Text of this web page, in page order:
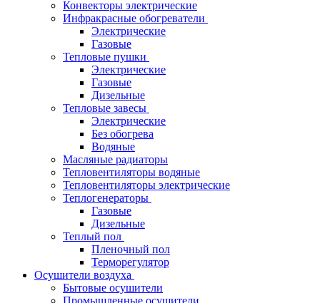
Конвекторы электрические
Инфракрасные обогреватели
Электрические
Газовые
Тепловые пушки
Электрические
Газовые
Дизельные
Тепловые завесы
Электрические
Без обогрева
Водяные
Масляные радиаторы
Тепловентиляторы водяные
Тепловентиляторы электрические
Теплогенераторы
Газовые
Дизельные
Теплый пол
Пленочный пол
Терморегулятор
Осушители воздуха
Бытовые осушители
Промышленные осушители